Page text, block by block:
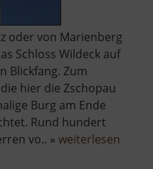
oder von Marienberg
Schloss Wildeck auf
Blickfang. Zum
hier die Zschopau
Burg am Ende
Rund hundert
vo.. » weiterlesen